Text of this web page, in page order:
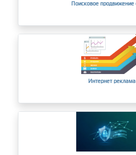
Поисковое продвижение
Интернет реклама